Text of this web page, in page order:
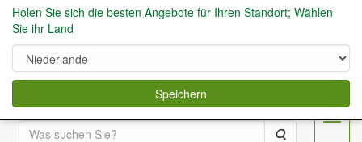
Suche
Menu
Holen Sie sich die besten Angebote für Ihren Standort; Wählen
Sie ihr Land
Speichern